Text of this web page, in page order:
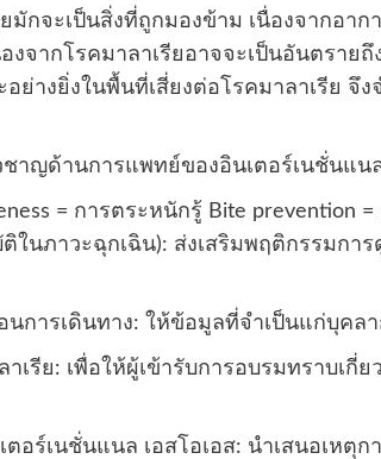
กจะเป็นสิ่งที่ถูกมองข้าม เนื่องจากอา
งจากโรคมาลาเรียอาจจะเป็นอันตรา
างยิ่งในพื้นที่เสี่ยงต่อโรคมาลาเรีย จึ
ญด้านการแพทย์ของอินเตอร์เนชั่นแน
= การตระหนักรู้ Bite prevention
ในภาวะฉุกเฉิน): ส่งเสริมพฤติกรรมก
การเดินทาง: ให้ข้อมูลที่จำเป็นแก่บุคล
าเรีย: เพื่อให้ผู้เข้ารับการอบรมทราบ
อร์เนชั่นแนล เอสโอเอส: นำเสนอเหตุ